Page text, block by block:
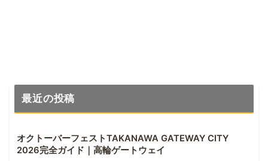
最近の投稿
オクトーバーフェストTAKANAWA GATEWAY CITY
2026完全ガイド｜高輪ゲートウェイ